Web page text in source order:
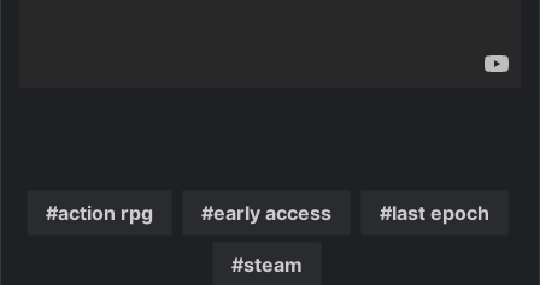
action rpg early access last epoch
steam